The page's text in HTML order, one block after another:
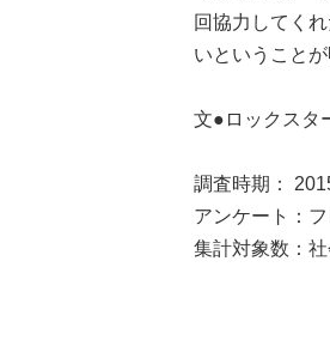
回協力してく
いということ
文●ロックスタ
調査時期：
アンケート：
集計対象数：